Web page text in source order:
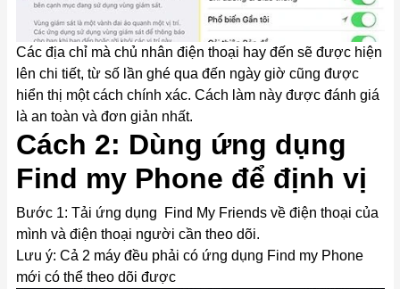
Các địa chỉ mà chủ nhân điện thoại hay đến sẽ được hiện
lên chi tiết, từ số lần ghé qua đến ngày giờ cũng được
hiển thị một cách chính xác. Cách làm này được đánh giá
là an toàn và đơn giản nhất.
Cách 2: Dùng ứng dụng
Find my Phone để định vị
Bước 1: Tải ứng dụng Find My Friends về điện thoại của
mình và điện thoại người cần theo dõi.
Lưu ý: Cả 2 máy đều phải có ứng dụng Find my Phone
mới có thể theo dõi được